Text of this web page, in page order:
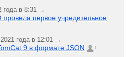
года в 8:31 →
первое учредительное
года в 12:01 →
9 в формате JSON 1